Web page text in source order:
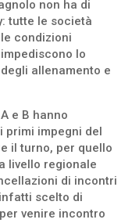
non ha di
tutte le società
condizioni
lo
allenamento e
e B hanno
primi impegni del
il turno, per quello
livello regionale
di incontri
scelto di
venire incontro